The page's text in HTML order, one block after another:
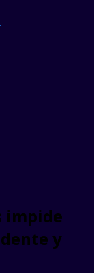
impide
y